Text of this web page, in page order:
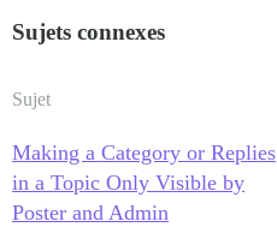
Sujets connexes
Sujet
Making a Category or Replies
in a Topic Only Visible by
Poster and Admin